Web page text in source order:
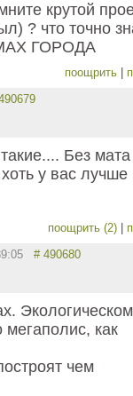
крутой
? что точно
ГОРОДА
поощрить
Без
у вас лучше
поощрить (2)
# 490680
Экологическом
мегаполис, как
чем